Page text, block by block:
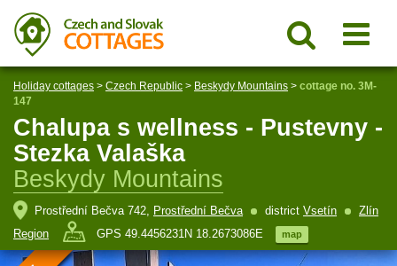
Holiday cottages > Czech Republic > Beskydy Mountains > cottage no. 3M-
147
Chalupa s wellness - Pustevny -
Stezka Valaška
Beskydy Mountains
Prostřední Bečva 742, Prostřední Bečva district Vsetín
Zlín
Region
GPS 49.4456231N 18.2673086E map